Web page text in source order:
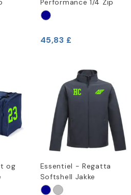
Performance 1/4 Zip
45,83 £
og
Essentiel - Regatta
Softshell Jakke